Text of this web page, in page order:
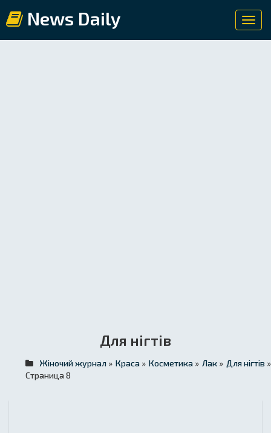
News Daily
Для нігтів
Жіночий журнал » Краса » Косметика » Лак » Для нігтів »
Страница 8